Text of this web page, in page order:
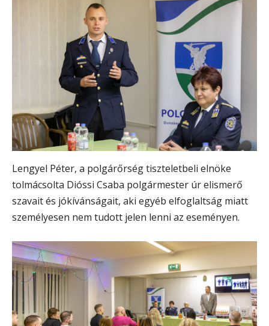
Lengyel Péter, a polgárőrség tiszteletbeli elnöke
tolmácsolta Dióssi Csaba polgármester úr elismerő
szavait és jókívánságait, aki egyéb elfoglaltság miatt
személyesen nem tudott jelen lenni az eseményen.